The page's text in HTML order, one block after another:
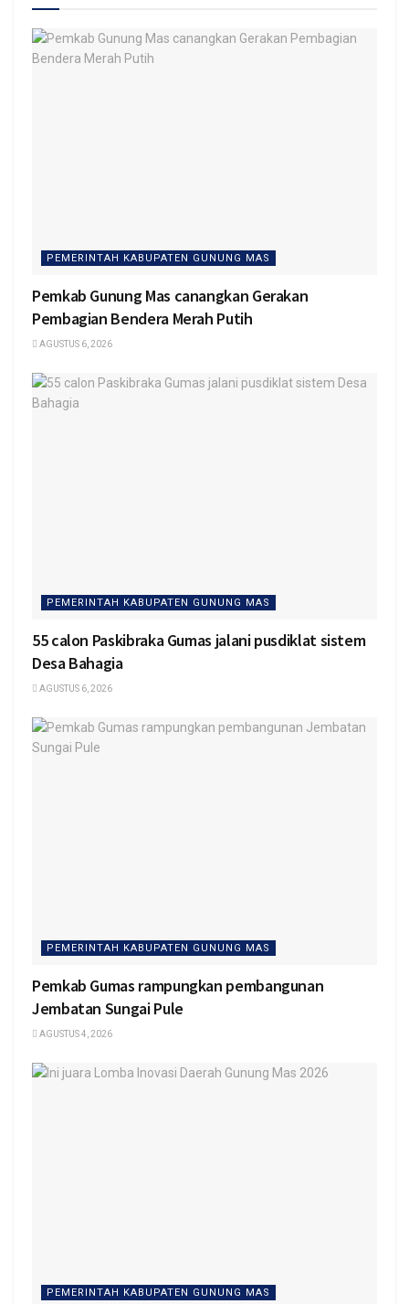
PEMERINTAH KABUPATEN GUNUNG MAS
Pemkab Gunung Mas canangkan Gerakan
Pembagian Bendera Merah Putih
AGUSTUS 6, 2026
PEMERINTAH KABUPATEN GUNUNG MAS
55 calon Paskibraka Gumas jalani pusdiklat sistem
Desa Bahagia
AGUSTUS 6, 2026
PEMERINTAH KABUPATEN GUNUNG MAS
Pemkab Gumas rampungkan pembangunan
Jembatan Sungai Pule
AGUSTUS 4, 2026
PEMERINTAH KABUPATEN GUNUNG MAS